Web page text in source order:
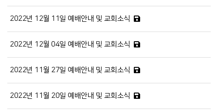
2022년 12월 11일 예배안내 및 교회소식
2022년 12월 04일 예배안내 및 교회소식
2022년 11월 27일 예배안내 및 교회소식
2022년 11월 20일 예배안내 및 교회소식